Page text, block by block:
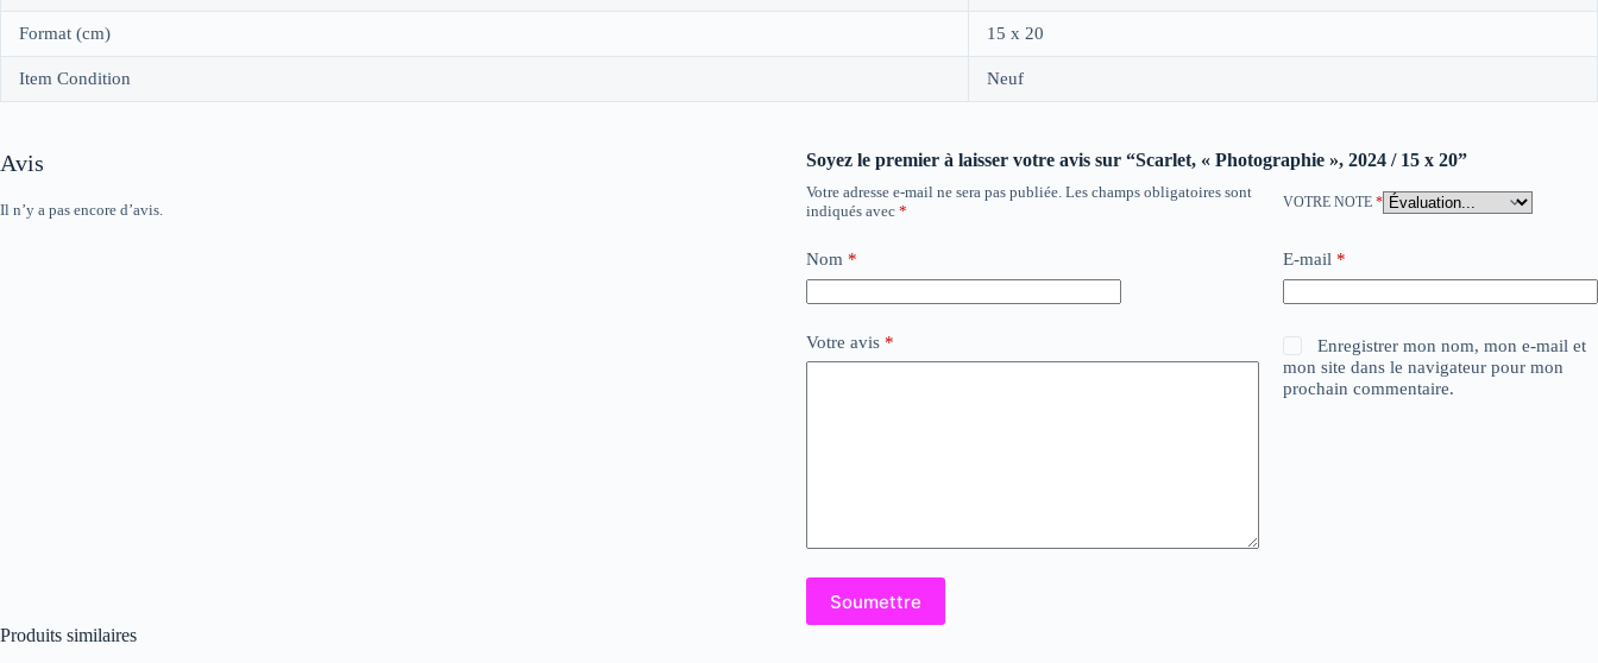
Format (cm) 15 x 20
Item Condition Neuf
Avis
Il n’y a pas encore d’avis.
Soyez le premier à laisser votre avis sur “Scarlet, « Photographie », 2024 / 15 x 20”
Votre adresse e-mail ne sera pas publiée. Les champs obligatoires sont
indiqués avec *
VOTRE NOTE *
Nom * E-mail *
Votre avis *
Enregistrer mon nom, mon e-mail et
mon site dans le navigateur pour mon
prochain commentaire.
Soumettre
Produits similaires